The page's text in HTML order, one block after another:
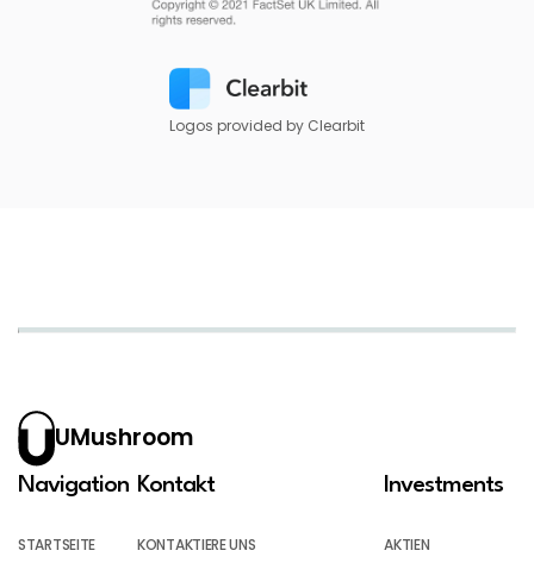
Logos provided by Clearbit
UMushroom
Navigation
STARTSEITE
Kontakt
KONTAKTIERE UNS
Investments
AKTIEN